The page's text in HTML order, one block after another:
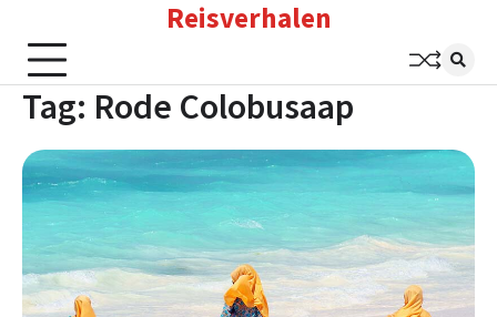
content
Reisverhalen
Tag: Rode Colobusaap